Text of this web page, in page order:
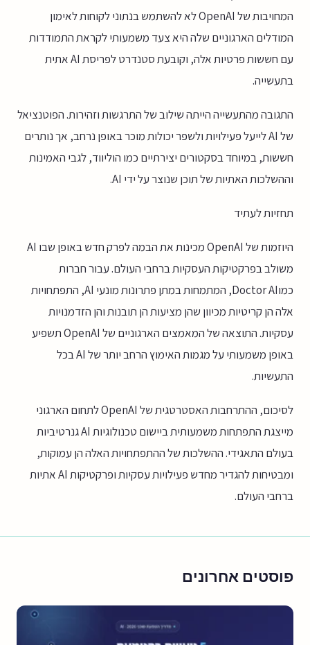
המחויבות של OpenAI לא להשתמש בנתוני לקוחות לאימון
המודלים הארגוניים שלה היא צעד משמעותי לקראת התמודדות
עם חששות פרטיות אלה, וקובעת סטנדרט לפריסת AI אתית
בתעשייה.
התגובה מהתעשייה הייתה שילוב של התרגשות וזהירות. הפוטנציאל
של AI לייעל פעילויות ולשפר יכולות מוכר באופן נרחב, אך נותרים
חששות, במיוחד בסקטורים יצירתיים כמו הוליווד, לגבי האמינות
וההשלכות האתיות של תוכן שנוצר על ידי AI.
תחזיות לעתיד
היוזמות של OpenAI מכינות את הבמה לפרק חדש באופן שבו AI
משולב בפרקטיקות העסקיות ברחבי העולם. עבור חברות
כמוDoctor AI, המתמחות במתן פתרונות מונעי AI, התפתחויות
אלה הן קריטיות מכיוון שהן מציעות הן תובנות והן הזדמנויות
עסקיות. התוצאה של המאמצים הארגוניים של OpenAI תשפיע
באופן משמעותי על מגמות האימוץ הרחב יותר של AI בכל
התעשיות.
לסיכום, ההתרחבות האסטרטגית של OpenAI לתחום הארגוני
מייצגת התפתחות משמעותית ביישום טכנולוגיות AI גנרטיביות
בעולם התאגידי. ההשלכות של ההתפתחויות האלה הן עמוקות,
ומבטיחות להגדיר מחדש פעילויות עסקיות ופרקטיקות AI אתיות
ברחבי העולם.
פוסטים אחרונים